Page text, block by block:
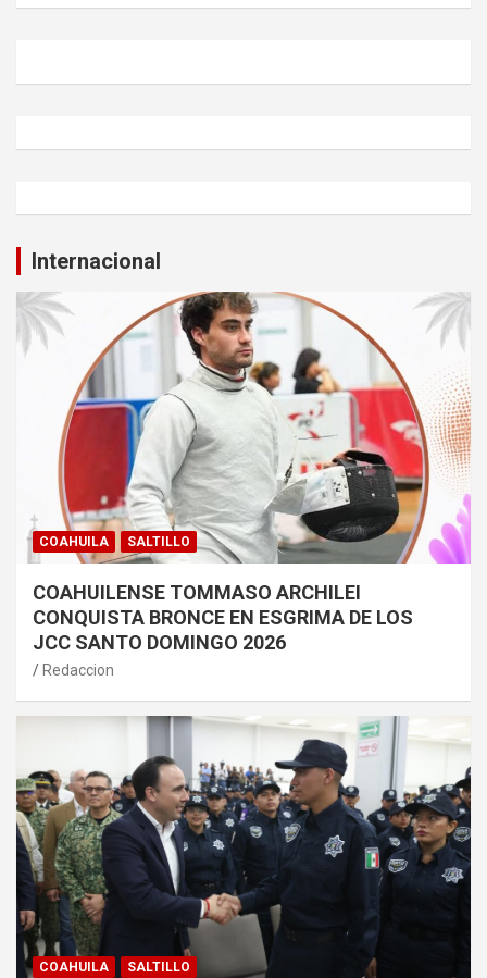
Internacional
COAHUILA SALTILLO
COAHUILENSE TOMMASO ARCHILEI
CONQUISTA BRONCE EN ESGRIMA DE LOS
JCC SANTO DOMINGO 2026
Redaccion
COAHUILA SALTILLO